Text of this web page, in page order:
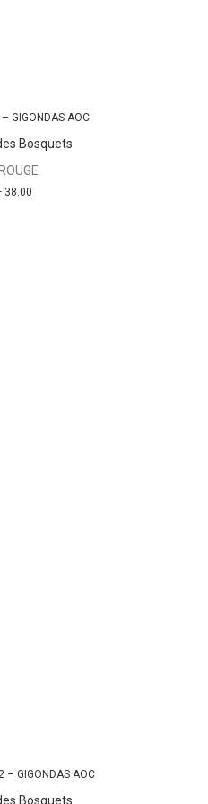
GIGONDAS AOC
Bosquets
38.00
– GIGONDAS AOC
Bosquets